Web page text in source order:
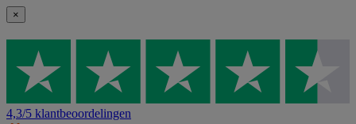
×
4,3/5 klantbeoordelingen